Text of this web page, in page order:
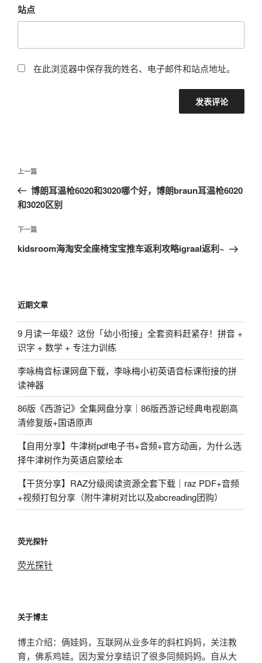
站点
在此浏览器中保存我的姓名、电子邮件和站点地址。
文
导
航
上
一
篇
章
上一篇
博朗耳温枪6020和3020哪个好，博朗braun耳温枪6020
和3020区别
下
一
下一篇
kidsroom海淘安全座椅宝宝推车返利攻略igraal返利~
近期文章
9 月读一年级？这份「幼小衔接」全套资料赶紧存！拼音 +
识字 + 数学 + 专注力训练
李咏梅音标课网盘下载，李咏梅小初英语音标课衔接的拼
读神器
86版《西游记》全集网盘分享｜86版西游记经典电视剧高
清修复版+国语原声
【自用分享】牛津树pdf电子书+音频+官方动画，为什么选
择牛津树作为英语启蒙绘本
【干货分享】RAZ分级阅读资源全套下载｜raz PDF+音频
+视频打包分享（附牛津树对比以及abcreading团购）
荧光探针
荧光探针
关于博主
博主介绍：俩娃妈，互联网从业多年的斜杠妈妈，关注教
育，佛系鸡娃。因为爱分享结识了很多同频妈妈。自从大